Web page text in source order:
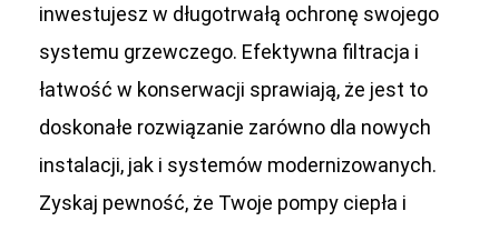
inwestujesz w długotrwałą ochronę swojego
systemu grzewczego. Efektywna filtracja i
łatwość w konserwacji sprawiają, że jest to
doskonałe rozwiązanie zarówno dla nowych
instalacji, jak i systemów modernizowanych.
Zyskaj pewność, że Twoje pompy ciepła i